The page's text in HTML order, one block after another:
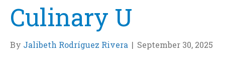
Culinary U
By Jalibeth Rodríguez Rivera | September 30, 2025